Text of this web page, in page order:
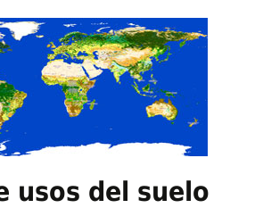
usos del suelo